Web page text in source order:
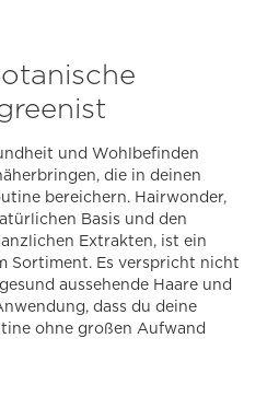
und Wohlbefinden
die in deinen
bereichern. Hairwonder,
Basis und den
Extrakten, ist ein
Sortiment. Es verspricht nicht
aussehende Haare und
dass du deine
ohne großen Aufwand